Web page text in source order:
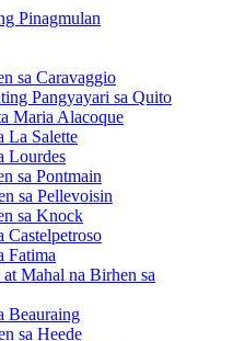
Pinagmulan
sa Caravaggio
Pangyayari sa Quito
Maria Alacoque
La Salette
Lourdes
sa Pontmain
sa Pellevoisin
sa Knock
Castelpetroso
Fatima
Mahal na Birhen sa
Beauraing
sa Heede